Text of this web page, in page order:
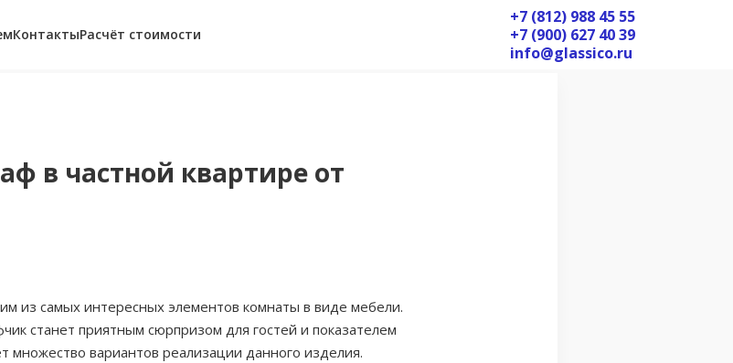
КонтактыРасчёт стоимости
+7 (812) 988 45 55
+7 (900) 627 40 39
info@glassico.ru
в частной квартире от
из самых интересных элементов комнаты в виде мебели.
станет приятным сюрпризом для гостей и показателем
множество вариантов реализации данного изделия.